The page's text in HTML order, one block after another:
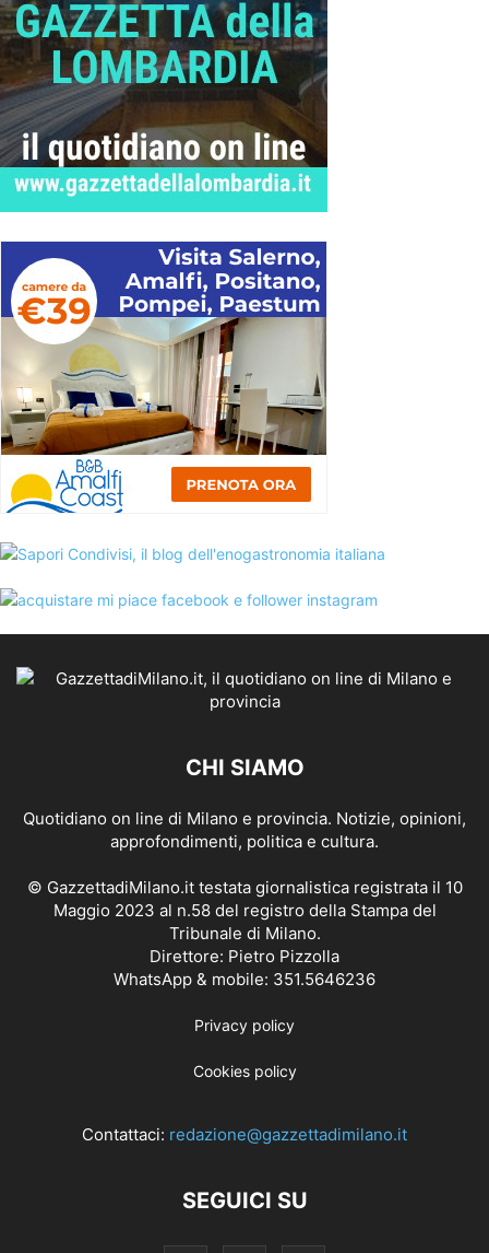
CHI SIAMO
Quotidiano on line di Milano e provincia. Notizie, opinioni,
approfondimenti, politica e cultura.
© GazzettadiMilano.it testata giornalistica registrata il 10
Maggio 2023 al n.58 del registro della Stampa del
Tribunale di Milano.
Direttore: Pietro Pizzolla
WhatsApp & mobile: 351.5646236
Privacy policy
Cookies policy
Contattaci: redazione@gazzettadimilano.it
SEGUICI SU